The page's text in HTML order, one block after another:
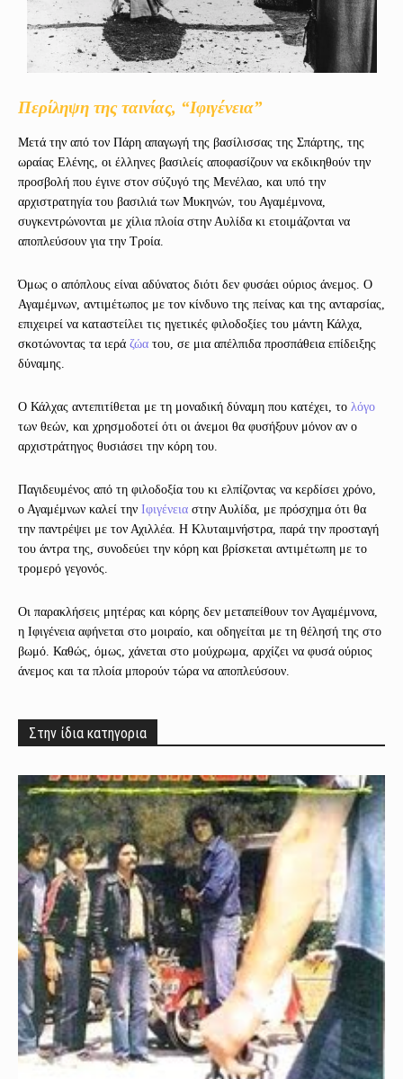
Περίληψη της ταινίας, “Ιφιγένεια”
Μετά την από τον Πάρη απαγωγή της βασίλισσας της Σπάρτης, της
ωραίας Ελένης, οι έλληνες βασιλείς αποφασίζουν να εκδικηθούν την
προσβολή που έγινε στον σύζυγό της Μενέλαο, και υπό την
αρχιστρατηγία του βασιλιά των Μυκηνών, του Αγαμέμνονα,
συγκεντρώνονται με χίλια πλοία στην Αυλίδα κι ετοιμάζονται να
αποπλεύσουν για την Τροία.
Όμως ο απόπλους είναι αδύνατος διότι δεν φυσάει ούριος άνεμος. Ο
Αγαμέμνων, αντιμέτωπος με τον κίνδυνο της πείνας και της ανταρσίας,
επιχειρεί να καταστείλει τις ηγετικές φιλοδοξίες του μάντη Κάλχα,
σκοτώνοντας τα ιερά ζώα του, σε μια απέλπιδα προσπάθεια επίδειξης
δύναμης.
Ο Κάλχας αντεπιτίθεται με τη μοναδική δύναμη που κατέχει, το λόγο
των θεών, και χρησμοδοτεί ότι οι άνεμοι θα φυσήξουν μόνον αν ο
αρχιστράτηγος θυσιάσει την κόρη του.
Παγιδευμένος από τη φιλοδοξία του κι ελπίζοντας να κερδίσει χρόνο,
ο Αγαμέμνων καλεί την Ιφιγένεια στην Αυλίδα, με πρόσχημα ότι θα
την παντρέψει με τον Αχιλλέα. Η Κλυταιμνήστρα, παρά την προσταγή
του άντρα της, συνοδεύει την κόρη και βρίσκεται αντιμέτωπη με το
τρομερό γεγονός.
Οι παρακλήσεις μητέρας και κόρης δεν μεταπείθουν τον Αγαμέμνονα,
η Ιφιγένεια αφήνεται στο μοιραίο, και οδηγείται με τη θέλησή της στο
βωμό. Καθώς, όμως, χάνεται στο μούχρωμα, αρχίζει να φυσά ούριος
άνεμος και τα πλοία μπορούν τώρα να αποπλεύσουν.
Στην ίδια κατηγορια